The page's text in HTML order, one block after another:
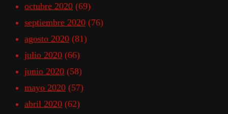
octubre 2020 (69)
septiembre 2020 (76)
agosto 2020 (81)
julio 2020 (66)
junio 2020 (58)
mayo 2020 (57)
abril 2020 (62)